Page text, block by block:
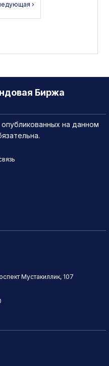
›
Биржа
на данном
Мустакиллик, 107